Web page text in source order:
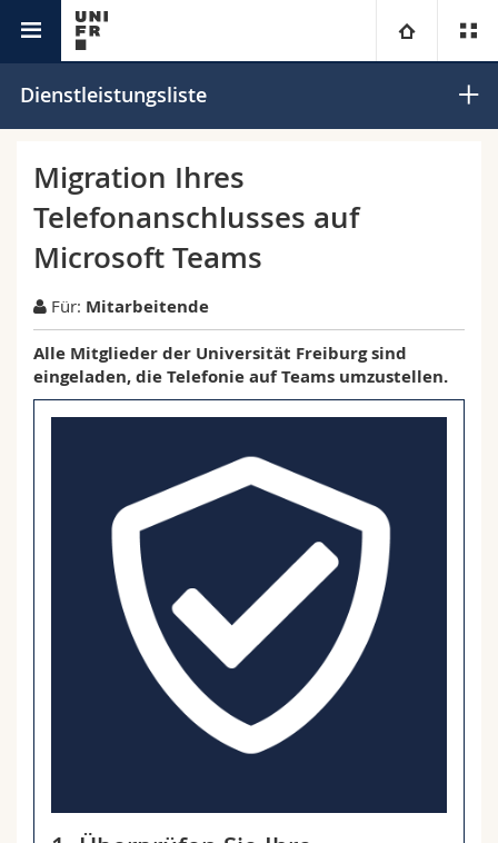
Universität
Campus
Forschung
Universität
Weiterbildung
Theologische Fak.
Rechtswissenschaftliche Fak.
Wirtschafts- und Sozialwissenschaftliche Fak.
Philosophische Fak.
Fak. für Erziehungs- und Bildungswissenschaften
Math.-Nat. und Med. Fak.
Interfakultär
Informationen für
Studieninteressierte
Studierende
Medien
Mitarbeitende
Doktorierende
Ressourcen
Personenverzeichnis
Ortsplan
Webmail
Vorlesungsverzeichnis
MyUnifr
Dienstleistungsliste
Migration Ihres
Telefonanschlusses auf
Microsoft Teams
Für: Mitarbeitende
Alle Mitglieder der Universität Freiburg sind
eingeladen, die Telefonie auf Teams umzustellen.